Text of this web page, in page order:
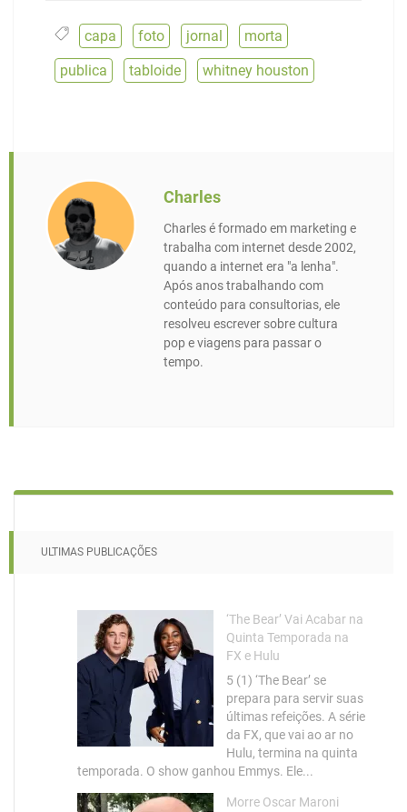
capa foto jornal morta
publica
tabloide whitney houston
Charles
Charles é formado em marketing e
trabalha com internet desde 2002,
quando a internet era "a lenha".
Após anos trabalhando com
conteúdo para consultorias, ele
resolveu escrever sobre cultura
pop e viagens para passar o
tempo.
ULTIMAS PUBLICAÇÕES
‘The Bear’ Vai Acabar na
Quinta Temporada na
FX e Hulu
5 (1) ‘The Bear’ se
prepara para servir suas
últimas refeições. A série
da FX, que vai ao ar no
Hulu, termina na quinta
temporada. O show ganhou Emmys. Ele...
Morre Oscar Maroni